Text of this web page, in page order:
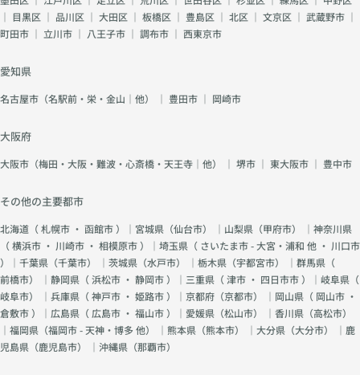
｜ 目黒区 ｜ 品川区 ｜ 大田区 ｜ 板橋区 ｜ 豊島区 ｜ 北区 ｜ 文京区 ｜ 武蔵野市 ｜
町田市 ｜ 立川市 ｜ 八王子市 ｜ 調布市 ｜ 西東京市
愛知県
名古屋市（名駅前・栄・金山｜他） ｜ 豊田市 ｜ 岡崎市
大阪府
大阪市（梅田・大阪・難波・心斎橋・天王寺｜他） ｜ 堺市 ｜ 東大阪市 ｜ 豊中市
その他の主要都市
北海道（札幌市 ・ 函館市）｜宮城県（仙台市） ｜山梨県（甲府市） ｜神奈川県
（横浜市 ・ 川崎市 ・ 相模原市）｜埼玉県（ さいたま市 - 大宮・浦和 他 ・ 川口市
）｜千葉県（千葉市） ｜茨城県（水戸市） ｜栃木県（宇都宮市） ｜群馬県（
前橋市） ｜静岡県（浜松市 ・ 静岡市）｜三重県（津市 ・ 四日市市）｜岐阜県（
岐阜市） ｜兵庫県（神戸市 ・ 姫路市）｜京都府（京都市） ｜岡山県（ 岡山市 ・
倉敷市）｜広島県（ 広島市 ・ 福山市）｜愛媛県（松山市） ｜香川県（高松市）
｜福岡県（福岡市 - 天神・博多 他） ｜熊本県（熊本市） ｜大分県（大分市） ｜鹿
児島県（鹿児島市） ｜沖縄県（那覇市）